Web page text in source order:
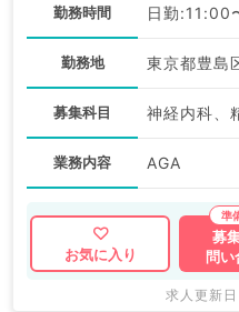
勤務時間 日勤:11:00
勤務地 東京都豊島
募集科目
業務内容 AGA
お気に入り
募
問い
求人更新